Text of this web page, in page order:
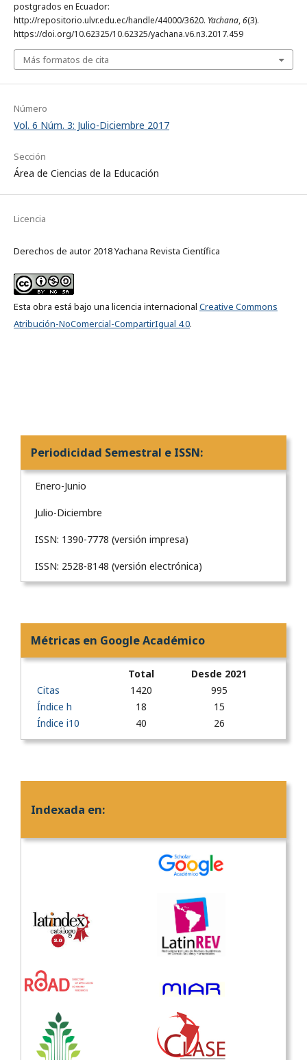
postgrados en Ecuador:
http://repositorio.ulvr.edu.ec/handle/44000/3620. Yachana,6(3).
https://doi.org/10.62325/10.62325/yachana.v6.n3.2017.459
Más formatos de cita
Número
Vol. 6 Núm. 3: Julio-Diciembre 2017
Sección
Área de Ciencias de la Educación
Licencia
Derechos de autor 2018 Yachana Revista Científica
Esta obra está bajo una licencia internacional Creative Commons
Atribución-NoComercial-CompartirIgual 4.0.
Periodicidad Semestral e ISSN:
Enero-Junio
Julio-Diciembre
ISSN: 1390-7778 (versión impresa)
ISSN: 2528-8148 (versión electrónica)
Métricas en Google Académico
Total
Desde 2021
Citas
1420
995
Índice h
18
15
Índice i10
40 26
Indexada en: